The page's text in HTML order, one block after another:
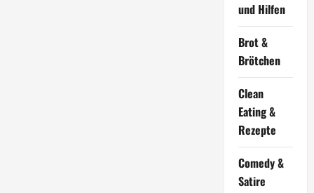
und Hilfen
Brot &
Brötchen
Clean
Eating &
Rezepte
Comedy &
Satire